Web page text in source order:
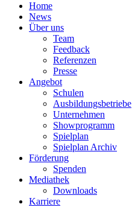
Home
News
Über uns
Team
Feedback
Referenzen
Presse
Angebot
Schulen
Ausbildungsbetriebe
Unternehmen
Showprogramm
Spielplan
Spielplan Archiv
Förderung
Spenden
Mediathek
Downloads
Karriere